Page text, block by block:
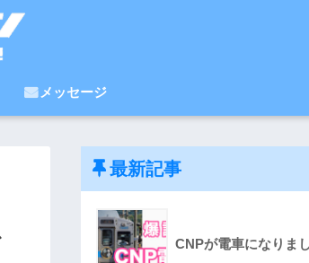
メッセージ
最新記事
CNPが電車になりま